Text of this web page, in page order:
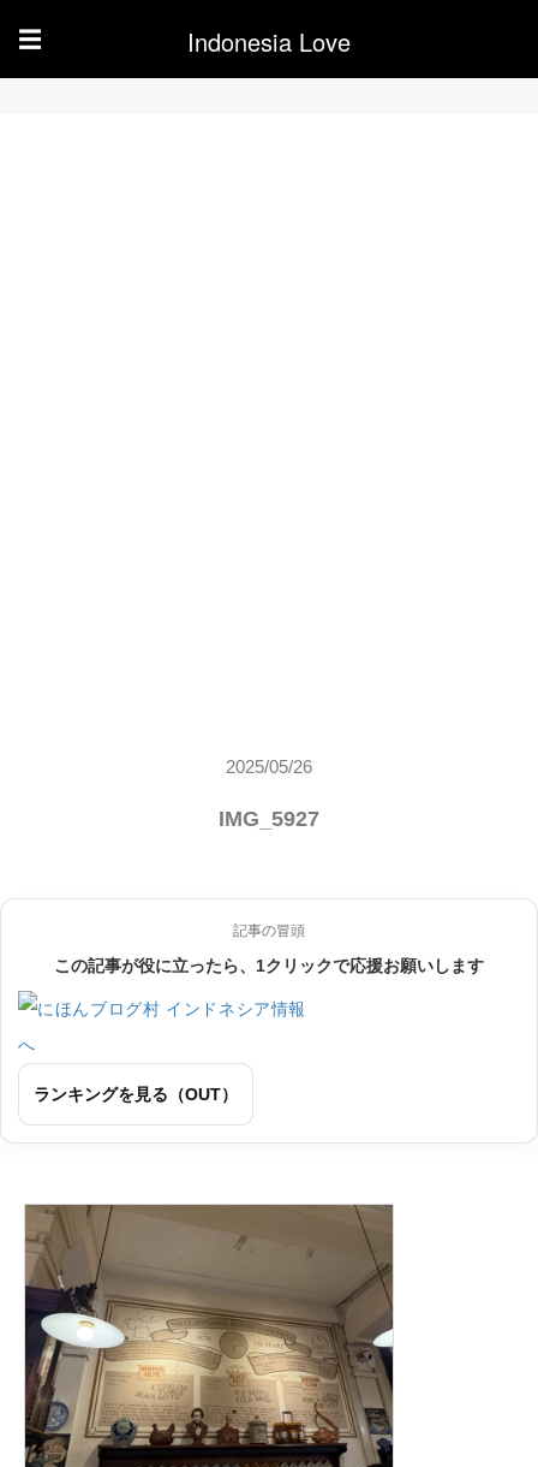
☰ Indonesia Love
2025/05/26
IMG_5927
記事の冒頭
この記事が役に立ったら、1クリックで応援お願いします
ランキングを見る（OUT）